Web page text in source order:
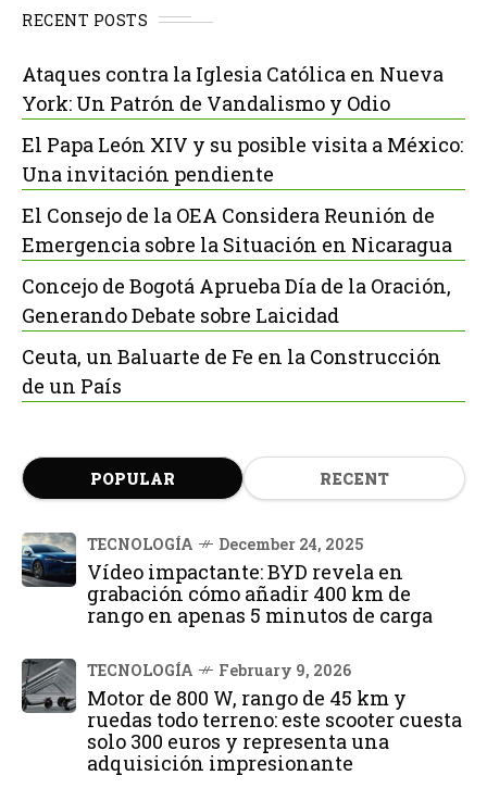
RECENT POSTS
Ataques contra la Iglesia Católica en Nueva
York: Un Patrón de Vandalismo y Odio
El Papa León XIV y su posible visita a México:
Una invitación pendiente
El Consejo de la OEA Considera Reunión de
Emergencia sobre la Situación en Nicaragua
Concejo de Bogotá Aprueba Día de la Oración,
Generando Debate sobre Laicidad
Ceuta, un Baluarte de Fe en la Construcción
de un País
POPULAR RECENT
TECNOLOGÍA December 24, 2025
Vídeo impactante: BYD revela en
grabación cómo añadir 400 km de
rango en apenas 5 minutos de carga
TECNOLOGÍA February 9, 2026
Motor de 800 W, rango de 45 km y
ruedas todo terreno: este scooter cuesta
solo 300 euros y representa una
adquisición impresionante